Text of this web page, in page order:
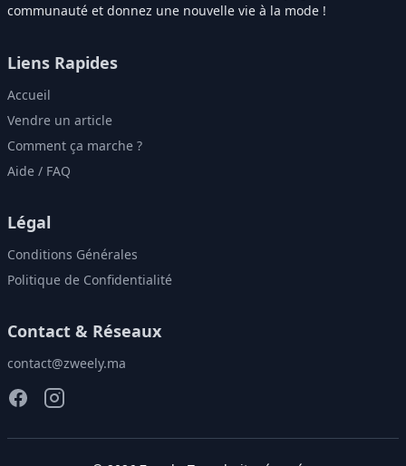
communauté et donnez une nouvelle vie à la mode !
Liens Rapides
Accueil
Vendre un article
Comment ça marche ?
Aide / FAQ
Légal
Conditions Générales
Politique de Confidentialité
Contact & Réseaux
contact@zweely.ma